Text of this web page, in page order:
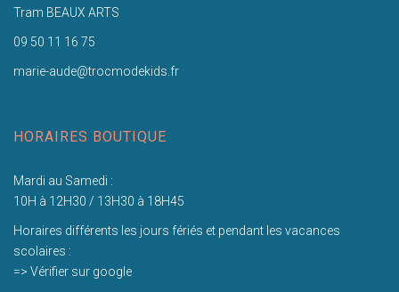
Tram BEAUX ARTS
09 50 11 16 75
marie-aude@trocmodekids.fr
HORAIRES BOUTIQUE
Mardi au Samedi :
10H à 12H30 / 13H30 à 18H45
Horaires différents les jours fériés et pendant les vacances
scolaires :
=> Vérifier sur google